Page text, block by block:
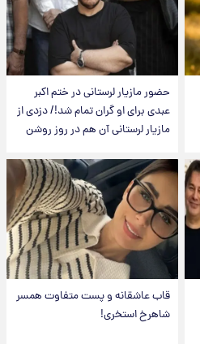
حضور مازیار لرستانی در ختم اکبر
عبدی برای او گران تمام شد!/ دزدی از
مازیار لرستانی آن هم در روز روشن
قاب عاشقانه و پست متفاوت همسر
شاهرخ استخری!